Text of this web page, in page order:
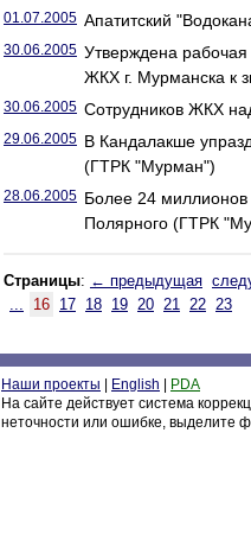
01.07.2005 Апатитский
30.06.2005 Утверждена
ЖКХ г. Мурманска к
30.06.2005 Сотрудников ЖКХ
29.06.2005 В Кандалакше
(ГТРК "Мурман")
28.06.2005 Более 24 миллионов
Полярного (ГТРК
Страницы: ← предыдущая
...
16 17 18 19 20 21 22 23
Наши проекты English
PDA
На сайте действует система
неточности или ошибке, выделите